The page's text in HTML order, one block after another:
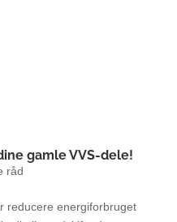
gamle VVS-dele!
råd
reducere energiforbruget